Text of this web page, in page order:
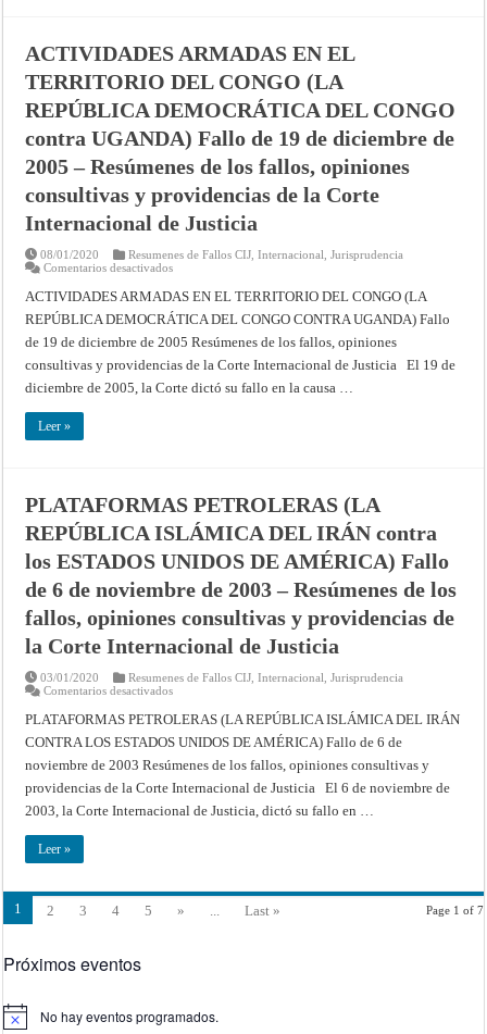
CONTRA
SERBIA
Y
MONTENEGRO)
Fallo
de
26
de
febrero
de
–
Resúmenes
de
los
opiniones
consultivas
providencias
de
la
Corte
Internacional
de
–
de
Corte
de
Justicia
ACTIVIDADES ARMADAS EN EL
TERRITORIO DEL CONGO (LA
REPÚBLICA DEMOCRÁTICA DEL CONGO
contra UGANDA) Fallo de 19 de diciembre de
2005 – Resúmenes de los fallos, opiniones
consultivas y providencias de la Corte
Internacional de Justicia
08/01/2020 Resumenes de Fallos CIJ ,Internacional ,Jurisprudencia
Comentarios desactivadosen
ARMADAS
EN
EL
DEL
CONGO
(LA
REPÚBLICA
DEMOCRÁTICA
de
diciembre
de
2005
–
Resúmenes
los
opiniones
y
providencias
la
Corte
de
Justicia
ACTIVIDADES ARMADAS EN EL TERRITORIO DEL CONGO (LA
REPÚBLICA DEMOCRÁTICA DEL CONGO CONTRA UGANDA) Fallo
de 19 de diciembre de 2005 Resúmenes de los fallos, opiniones
consultivas y providencias de la Corte Internacional de Justicia El 19 de
diciembre de 2005, la Corte dictó su fallo en la causa …
Leer »
PLATAFORMAS PETROLERAS (LA
REPÚBLICA ISLÁMICA DEL IRÁN contra
los ESTADOS UNIDOS DE AMÉRICA) Fallo
de 6 de noviembre de 2003 – Resúmenes de los
fallos, opiniones consultivas y providencias de
la Corte Internacional de Justicia
03/01/2020 Resumenes de Fallos CIJ ,Internacional ,Jurisprudencia
Comentarios desactivadosen
PETROLERAS
(LA
REPÚBLICA
DEL
IRÁN
contra
los
ESTADOS
6
de
fallos,
PLATAFORMAS PETROLERAS (LA REPÚBLICA ISLÁMICA DEL IRÁN
CONTRA LOS ESTADOS UNIDOS DE AMÉRICA) Fallo de 6 de
noviembre de 2003 Resúmenes de los fallos, opiniones consultivas y
providencias de la Corte Internacional de Justicia El 6 de noviembre de
2003, la Corte Internacional de Justicia, dictó su fallo en …
Leer »
Page 1 of 7
1 2 3 4 5 » Last »
Próximos eventos
Aviso No hay eventos programados.